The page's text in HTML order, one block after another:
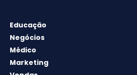
Educação
Negócios
Médico
Marketing